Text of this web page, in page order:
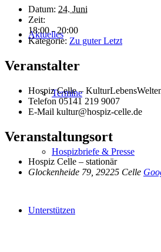
Aktuelles
Termine
Hospizbriefe & Presse
Unterstützen
Datum: 24. Juni
Zeit:
18:00 - 20:00
Kategorie: Zu guter Letzt
Veranstalter
Hospiz Celle –
Telefon 05141 219 9007
E-Mail kultur@hospiz-celle.de
Veranstaltungsort
Hospiz Celle – stationär
Glockenheide 79, 29225 Celle